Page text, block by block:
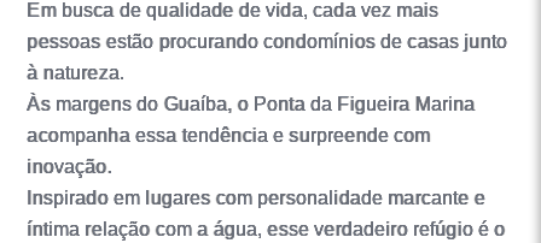
Em busca de qualidade de vida, cada vez mais
pessoas estão procurando condomínios de casas junto
à natureza.
Às margens do Guaíba, o Ponta da Figueira Marina
acompanha essa tendência e surpreende com
inovação.
Inspirado em lugares com personalidade marcante e
íntima relação com a água, esse verdadeiro refúgio é o